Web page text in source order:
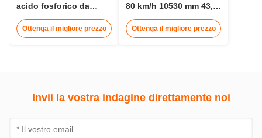
acido fosforico da
Ottenga il migliore prezzo
80 km/h 10530 mm 43,6
Ottenga il migliore prezzo
Invii la vostra indagine direttamente noi